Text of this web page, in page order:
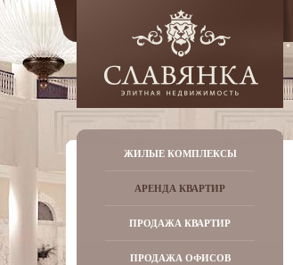
ЖИЛЫЕ КОМПЛЕКСЫ
АРЕНДА КВАРТИР
ПРОДАЖА КВАРТИР
ПРОДАЖА ОФИСОВ